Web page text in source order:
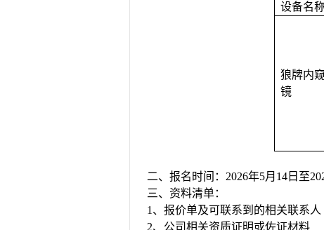
设备名
狼牌内窥
镜
二、报名时间： 2026年5月 14 日至
三、资料清单：
1、报价单及可联系到的相关联系人
2、公司相关资质证明或佐证材料